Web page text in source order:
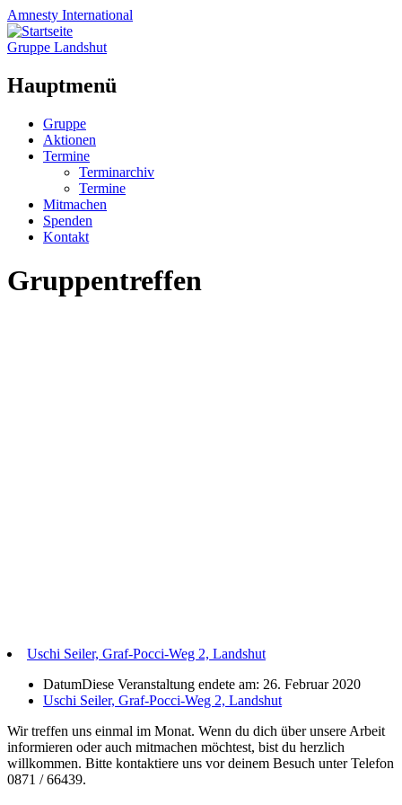
Amnesty International
Gruppe Landshut
Hauptmenü
Zum
Inhalt
springen
Gruppe
Aktionen
Termine
Terminarchiv
Termine
Mitmachen
Spenden
Kontakt
Gruppentreffen
Uschi Seiler, Graf-Pocci-Weg 2, Landshut
DatumDiese Veranstaltung endete am: 26. Februar 2020
Uschi Seiler, Graf-Pocci-Weg 2, Landshut
Wir treffen uns einmal im Monat. Wenn du dich über unsere Arbeit
informieren oder auch mitmachen möchtest, bist du herzlich
willkommen. Bitte kontaktiere uns vor deinem Besuch unter Telefon
0871 / 66439.